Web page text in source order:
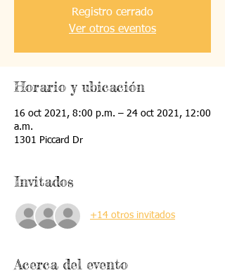
Registro cerrado
Ver otros eventos
Horario y ubicación
16 oct 2021, 8:00 p.m. – 24 oct 2021, 12:00
a.m.
1301 Piccard Dr
Invitados
+14 otros invitados
Acerca del evento